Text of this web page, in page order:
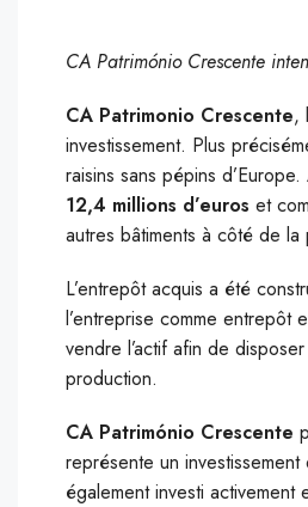
CA Património Crescente
CA Patrimonio Crescente,
investissement. Plus
raisins sans pépins
12,4 millions d’euros et
autres bâtiments à côté de
L’entrepôt acquis a été
l’entreprise comme entrepôt
vendre l’actif afin de
production.
CA Património Crescente
représente un investissement
également investi activement